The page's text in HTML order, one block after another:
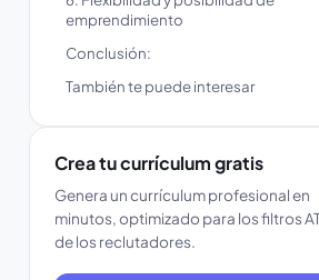
emprendimiento
Conclusión:
También te puede interesar
Crea tu currículum gratis
Genera un currículum profesional en
minutos, optimizado para los filtros
de los reclutadores.